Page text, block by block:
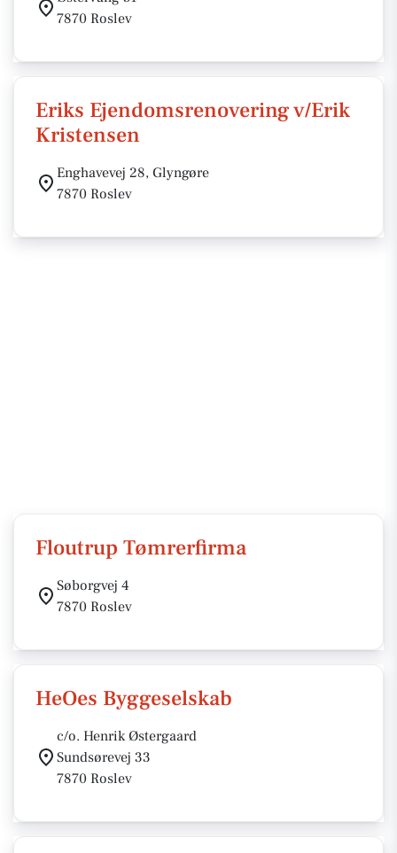
7870 Roslev
Eriks Ejendomsrenovering v/Erik
Kristensen
Enghavevej 28, Glyngøre
7870 Roslev
Floutrup Tømrerfirma
Søborgvej 4
7870 Roslev
HeOes Byggeselskab
c/o. Henrik Østergaard
Sundsørevej 33
7870 Roslev